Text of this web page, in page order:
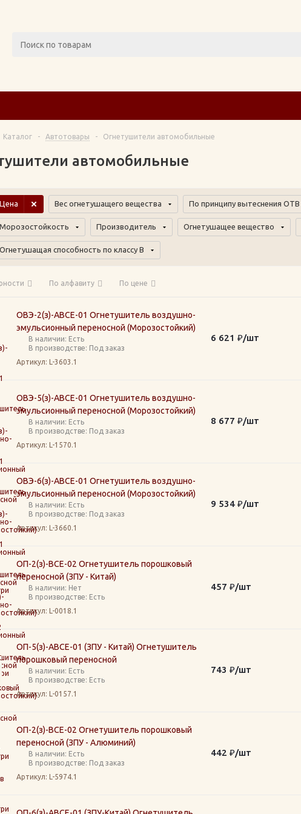
Каталог - Автотовары - Огнетушители автомобильные
автомобильные
Цена Вес огнетушащего вещества По принципу вытеснения ОТВ
Морозостойкость Производитель Огнетушащее вещество
Огнетушащая способность по классу В
По алфавиту По цене
ОВЭ-2(з)-АВСЕ-01 Огнетушитель воздушно-
эмульсионный переносной (Морозостойкий)
В наличии: Eсть
В производстве: Под заказ
Артикул: L-3603.1
6 621 ₽/шт
ОВЭ-5(з)-АВСЕ-01 Огнетушитель воздушно-
эмульсионный переносной (Морозостойкий)
В наличии: Eсть
В производстве: Под заказ
Артикул: L-1570.1
8 677 ₽/шт
ОВЭ-6(з)-АВСЕ-01 Огнетушитель воздушно-
эмульсионный переносной (Морозостойкий)
В наличии: Eсть
В производстве: Под заказ
Артикул: L-3660.1
9 534 ₽/шт
ОП-2(з)-ВСЕ-02 Огнетушитель порошковый
переносной (ЗПУ - Китай)
В наличии: Нет
В производстве: Есть
Артикул: L-0018.1
457 ₽/шт
ОП-5(з)-АВСЕ-01 (ЗПУ - Китай) Огнетушитель
порошковый переносной
В наличии: Eсть
В производстве: Есть
Артикул: L-0157.1
743 ₽/шт
ОП-2(з)-ВСЕ-02 Огнетушитель порошковый
переносной (ЗПУ - Алюминий)
В наличии: Eсть
В производстве: Под заказ
Артикул: L-5974.1
442 ₽/шт